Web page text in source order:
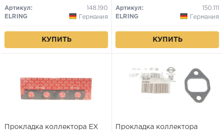
Артикул:
148.190
ELRING
Германия
КУПИТЬ
Артикул:
150.111
ELRING
Германия
КУПИТЬ
Прокладка коллектора EX
Прокладка коллектора